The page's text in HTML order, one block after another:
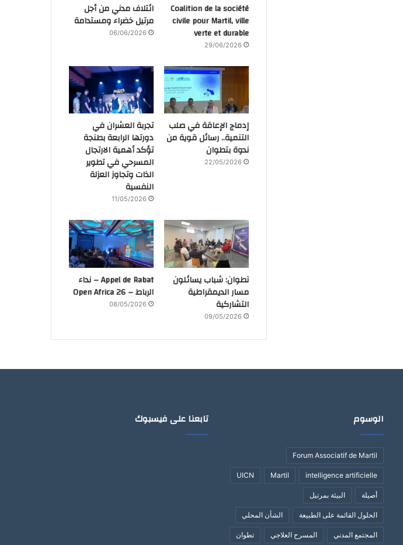
Coalition de la société
civile pour Martil, ville
verte et durable
29/06/2026
ائتلاف مدني من أجل
مرتيل خضراء ومستدامة
06/06/2026
إدماج الإعاقة في صلب
التنمية.. رسائل قوية من
ندوة بتطوان
22/05/2026
تجربة العشران في
دورتها الرابعة بطنجة
تؤكد أهمية الارتجال
المسرحي في تطوير
الذات وتجاوز العزلة
النفسية
11/05/2026
تطوان: شباب يسائلون
مسار الديمقراطية
التشاركية
09/05/2026
Appel de Rabat – نداء
الرباط – Open Africa 26
08/05/2026
الوسوم
Forum Associatif de Martil
intelligence artificielle
Martil
UICN
أصيلة البيئة بمرتيل
الحلول القائمة على الطبيعة الشأن المحلي
المجتمع المدني المسرح العلاجي تطوان
تابعنا على فيسبوك